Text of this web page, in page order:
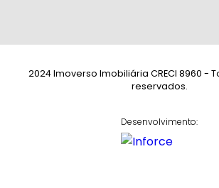
2024 Imoverso Imobiliária CRECI 8960 -
reservados.
Desenvolvimento: